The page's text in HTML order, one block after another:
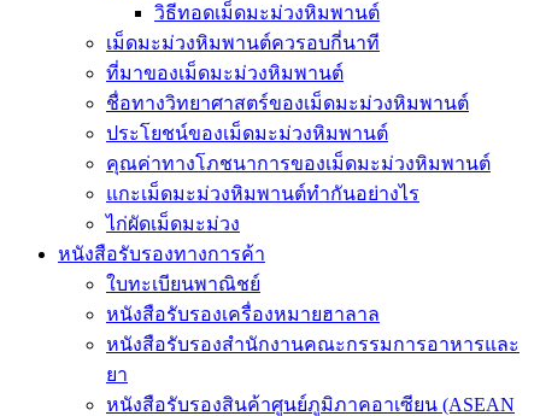
วิธีทอดเม็ดมะม่วงหิมพานต์
เม็ดมะม่วงหิมพานต์ควรอบกี่นาที
ที่มาของเม็ดมะม่วงหิมพานต์
ชื่อทางวิทยาศาสตร์ของเม็ดมะม่วงหิมพานต์
ประโยชน์ของเม็ดมะม่วงหิมพานต์
คุณค่าทางโภชนาการของเม็ดมะม่วงหิมพานต์
แกะเม็ดมะม่วงหิมพานต์ทำกันอย่างไร
ไก่ผัดเม็ดมะม่วง
หนังสือรับรองทางการค้า
ใบทะเบียนพาณิชย์
หนังสือรับรองเครื่องหมายฮาลาล
หนังสือรับรองสำนักงานคณะกรรมการอาหารและ
ยา
หนังสือรับรองสินค้าศูนย์ภูมิภาคอาเซียน (ASEAN